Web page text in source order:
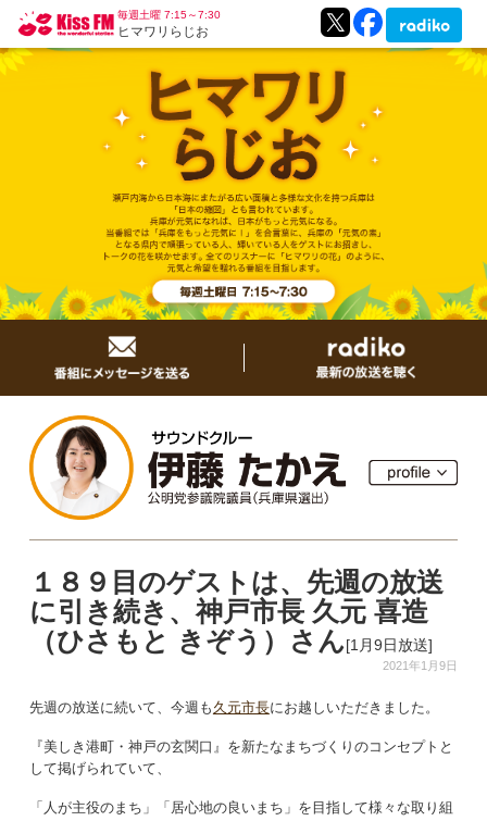
毎週土曜 7:15～7:30
ヒマワリらじお
１８９目のゲストは、先週の放送
に引き続き、神戸市長 久元 喜造
（ひさもと きぞう）さん[1月9日放送]
2021年1月9日
先週の放送に続いて、今週も 久元市長にお越しいただきました。
『美しき港町・神戸の玄関口』を新たなまちづくりのコンセプトと
して掲げられていて、
「人が主役のまち」「居心地の良いまち」を目指して様々な取り組